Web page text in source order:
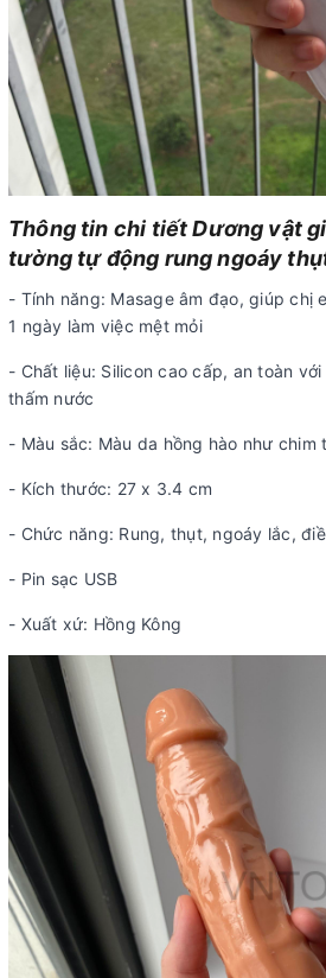
Thông tin chi tiết Dương vật
tường tự động rung ngoáy
- Tính năng: Masage âm đạo, giúp chị
1 ngày làm việc mệt mỏi
- Chất liệu: Silicon cao cấp, an toàn
thấm nước
- Màu sắc: Màu da hồng hào như chim
- Kích thước: 27 x 3.4 cm
- Chức năng: Rung, thụt, ngoáy lắc,
- Pin sạc USB
- Xuất xứ: Hồng Kông